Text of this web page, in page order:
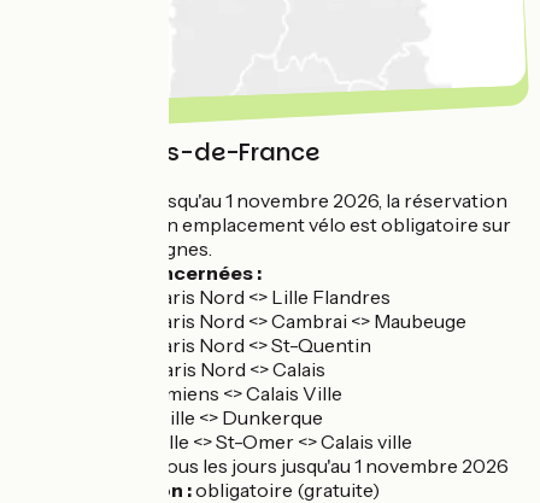
Région Hauts-de-France
: jusqu'au 1 novembre 2026, la réservation
gratuite d'un emplacement vélo est obligatoire sur
certaines lignes.
Lignes concernées :
K12 Paris Nord <> Lille Flandres
K13 Paris Nord <> Cambrai <> Maubeuge
K14 Paris Nord <> St-Quentin
K16 Paris Nord <> Calais
K21 Amiens <> Calais Ville
K70 Lille <> Dunkerque
K71 Lille <> St-Omer <> Calais ville
: Tous les jours jusqu'au 1 novembre 2026
Réservation :obligatoire (gratuite)